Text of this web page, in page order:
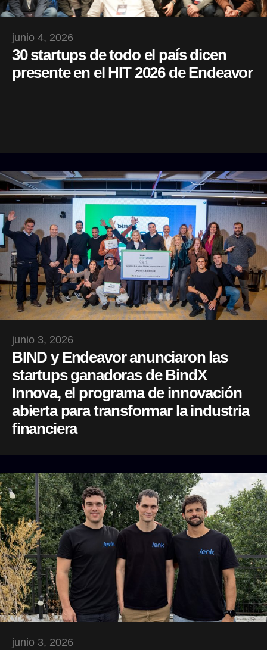
junio 4, 2026
30 startups de todo el país dicen
presente en el HIT 2026 de Endeavor
junio 3, 2026
BIND y Endeavor anunciaron las
startups ganadoras de BindX
Innova, el programa de innovación
abierta para transformar la industria
financiera
junio 3, 2026